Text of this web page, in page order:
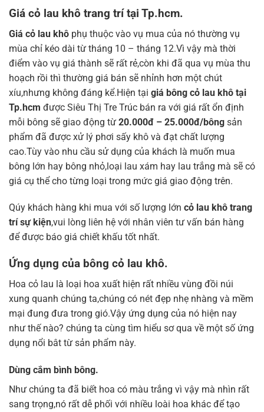
Giá cỏ lau khô trang trí tại Tp.hcm.
Giá cỏ lau khô phụ thuộc vào vụ mua của nó thường vụ
mùa chỉ kéo dài từ tháng 10 – tháng 12.Vì vậy mà thời
điểm vào vụ giá thành sẽ rất rẻ,còn khi đã qua vụ mùa thu
hoạch rồi thì thường giá bán sẽ nhỉnh hơn một chút
xíu,nhưng không đáng kể.Hiện tại giá bông cỏ lau khô tại
Tp.hcm được Siêu Thị Tre Trúc bán ra với giá rất ổn định
mỗi bông sẽ giao động từ 20.000đ – 25.000đ/bông sản
phẩm đã được xử lý phơi sấy khô và đạt chất lượng
cao.Tùy vào nhu cầu sử dụng của khách là muốn mua
bông lớn hay bông nhỏ,loại lau xám hay lau trắng mà sẽ có
giá cụ thể cho từng loại trong mức giá giao động trên.
Qúy khách hàng khi mua với số lượng lớn cỏ lau khô trang
trí sự kiện,vui lòng liên hệ với nhân viên tư vấn bán hàng
để được báo giá chiết khấu tốt nhất.
Ứng dụng của bông cỏ lau khô.
Hoa cỏ lau là loại hoa xuất hiện rất nhiều vùng đồi núi
xung quanh chúng ta,chúng có nét đẹp nhẹ nhàng và mềm
mại đung đưa trong gió.Vậy ứng dụng của nó hiện nay
như thế nào? chúng ta cùng tìm hiểu sơ qua về một số ứng
dụng nổi bât từ sản phẩm này.
Dùng cắm bình bông.
Như chúng ta đã biết hoa có màu trắng vì vậy mà nhìn rất
sang trọng,nó rất dễ phối với nhiều loài hoa khác để tạo